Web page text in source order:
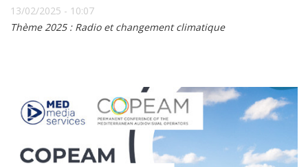
13/02/2025 - 10:07
Thème 2025 : Radio et changement climatique